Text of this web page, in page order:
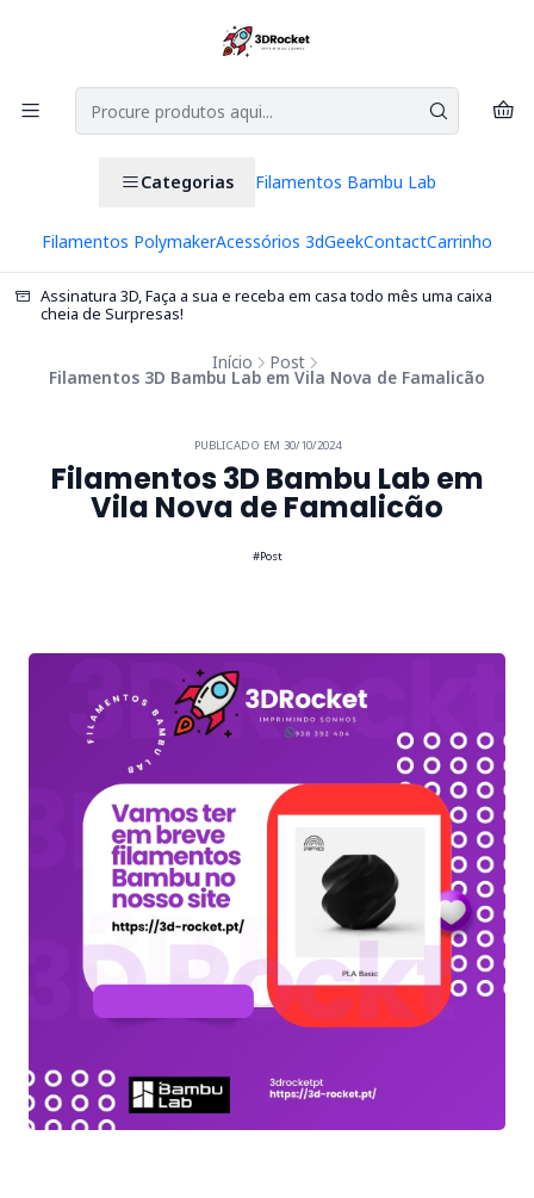
Categorias Filamentos Bambu Lab
Filamentos PolymakerAcessórios 3dGeekContactCarrinho
Assinatura 3D, Faça a sua e receba em casa todo mês uma caixa
cheia de Surpresas!
Início Post
Filamentos 3D Bambu Lab em Vila Nova de Famalicão
PUBLICADO EM 30/10/2024
Filamentos 3D Bambu Lab em
Vila Nova de Famalicão
#Post